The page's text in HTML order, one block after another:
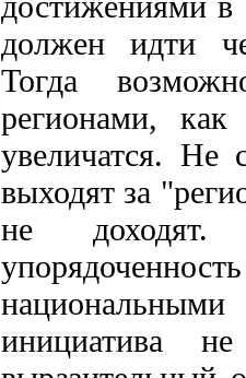
должен идти
Тогда
регионами,
увеличатся. Не
выходят за
не доходят.
инициатива